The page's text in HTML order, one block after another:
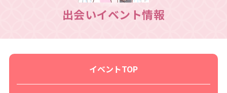
出会いイベント情報
イベントTOP